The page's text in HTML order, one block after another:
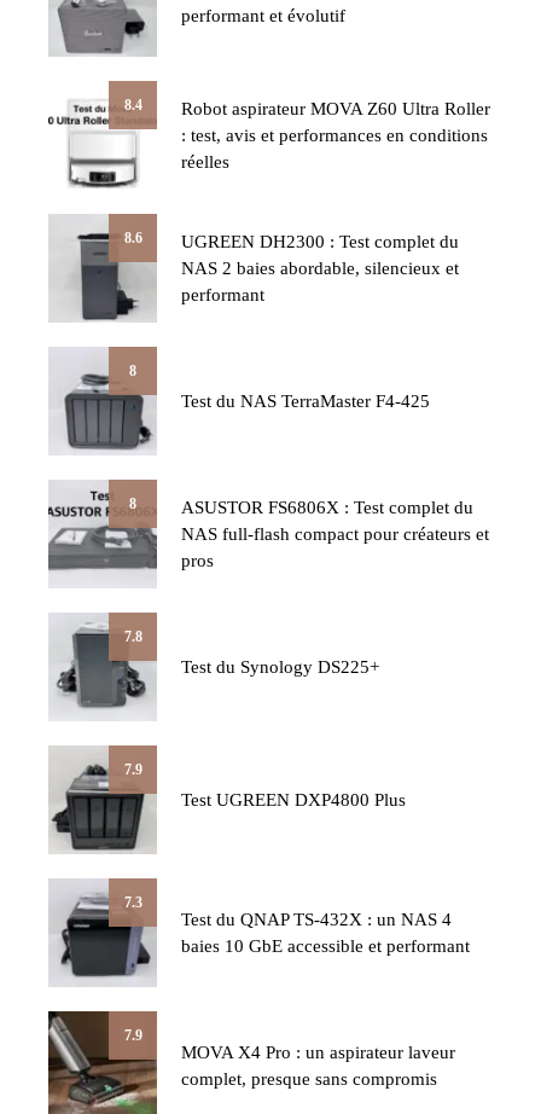
performant et évolutif
8.4
Robot aspirateur MOVA Z60 Ultra Roller
: test, avis et performances en conditions
réelles
8.6
UGREEN DH2300 : Test complet du
NAS 2 baies abordable, silencieux et
performant
8
Test du NAS TerraMaster F4-425
8
ASUSTOR FS6806X : Test complet du
NAS full-flash compact pour créateurs et
pros
7.8
Test du Synology DS225+
7.9
Test UGREEN DXP4800 Plus
7.3
Test du QNAP TS-432X : un NAS 4
baies 10 GbE accessible et performant
7.9
MOVA X4 Pro : un aspirateur laveur
complet, presque sans compromis